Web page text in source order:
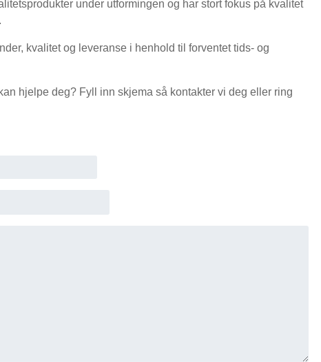
under utformingen og har stort fokus på kvalitet
kvalitet og leveranse i henhold til forventet tids- og
hjelpe deg? Fyll inn skjema så kontakter vi deg eller ring